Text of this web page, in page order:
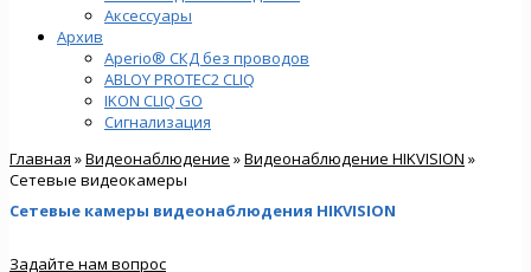
Аксессуары
Архив
Aperio® СКД без проводов
ABLOY PROTEC2 CLIQ
IKON CLIQ GO
Сигнализация
Главная »Видеонаблюдение »Видеонаблюдение HIKVISION »
Сетевые видеокамеры
Сетевые камеры видеонаблюдения HIKVISION
Задайте нам вопрос